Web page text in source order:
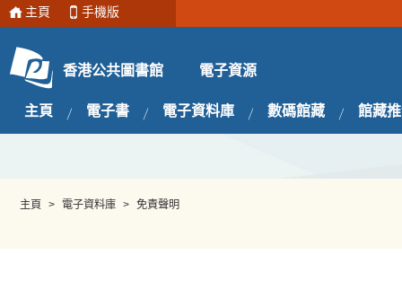
主頁 手機版
香港公共圖書館 電子資源
主頁 電子書 電子資料庫 數碼館藏 館藏
主頁 > 電子資料庫 > 免責聲明